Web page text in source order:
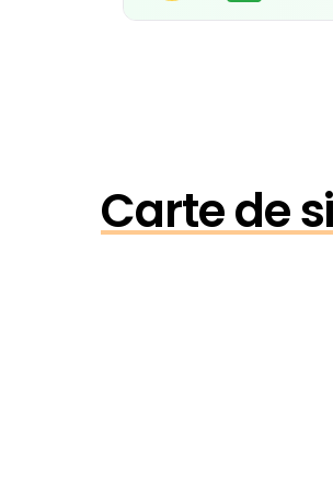
Carte de